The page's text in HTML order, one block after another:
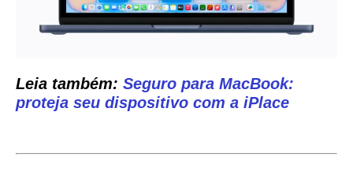
Leia também: Seguro para MacBook:
proteja seu dispositivo com a iPlace